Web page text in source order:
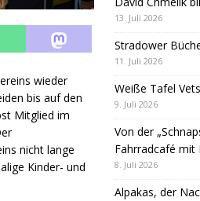
wieder
bis auf den
Mitglied im
nicht lange
Kinder- und
13. Juli 2026
Stradower
11. Juli 2026
Weiße Tafel
9. Juli 2026
Von der
Fahrradcafé mit
8. Juli 2026
Alpakas, der